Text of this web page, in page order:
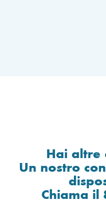
Hai altre
Un nostro
Chiama il